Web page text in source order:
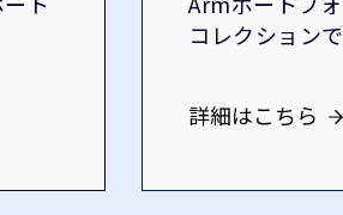
コレクションで
詳細はこちら